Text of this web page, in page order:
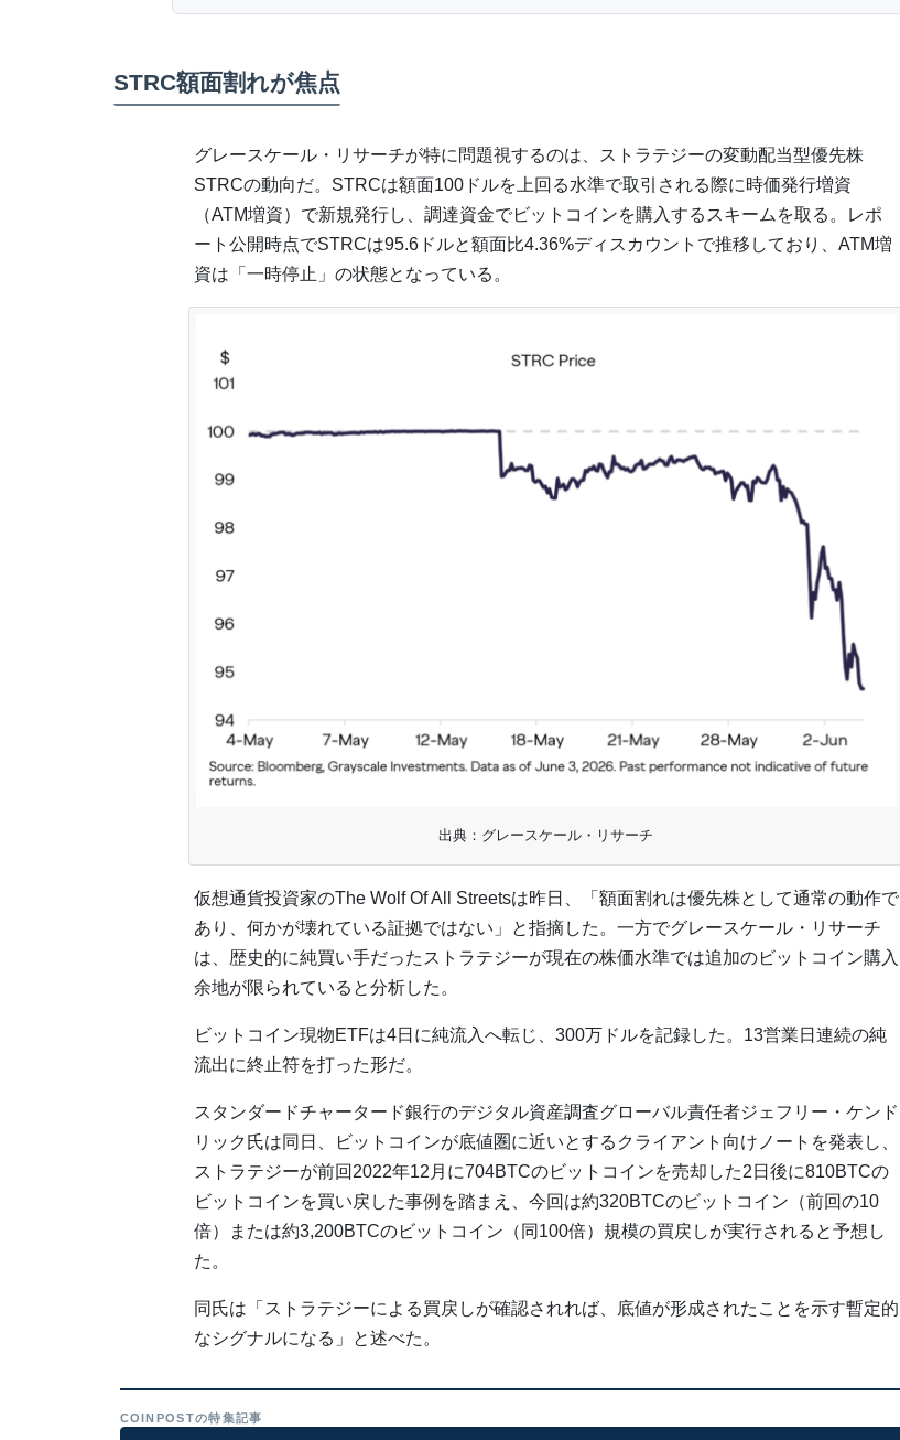
STRC額面割れが焦点
グレースケール・リサーチが特に問題視するのは、ストラテジーの変動配当型優先株
STRCの動向だ。STRCは額面100ドルを上回る水準で取引される際に時価発行増資
（ATM増資）で新規発行し、調達資金でビットコインを購入するスキームを取る。レポ
ート公開時点でSTRCは95.6ドルと額面比4.36%ディスカウントで推移しており、ATM増
資は「一時停止」の状態となっている。
出典：グレースケール・リサーチ
仮想通貨投資家のThe Wolf Of All Streetsは昨日、「額面割れは優先株として通常の動作で
あり、何かが壊れている証拠ではない」と指摘した。一方でグレースケール・リサーチ
は、歴史的に純買い手だったストラテジーが現在の株価水準では追加のビットコイン購入
余地が限られていると分析した。
ビットコイン現物ETFは4日に純流入へ転じ、300万ドルを記録した。13営業日連続の純
流出に終止符を打った形だ。
スタンダードチャータード銀行のデジタル資産調査グローバル責任者ジェフリー・ケンド
リック氏は同日、ビットコインが底値圏に近いとするクライアント向けノートを発表し、
ストラテジーが前回2022年12月に704BTCのビットコインを売却した2日後に810BTCの
ビットコインを買い戻した事例を踏まえ、今回は約320BTCのビットコイン（前回の10
倍）または約3,200BTCのビットコイン（同100倍）規模の買戻しが実行されると予想し
た。
同氏は「ストラテジーによる買戻しが確認されれば、底値が形成されたことを示す暫定的
なシグナルになる」と述べた。
COINPOSTの特集記事